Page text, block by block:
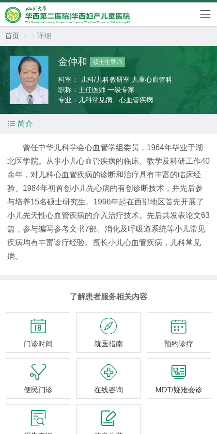
首页   详细
金仲和 硕士生导师
科室：
儿科/儿科教研室 儿童心血管科
职称： 主任医师 一级专家
专业： 儿科常见病、心血管疾病
 简介
曾任中华儿科学会心血管学组委员，1964年毕业于湖
北医学院。从事小儿心血管疾病的临床、教学及科研工作40
余年，对儿科心血管疾病的诊断和治疗具有丰富的临床经
验。1984年初首创小儿先心病的有创诊断技术，并先后参
与培养15名硕士研究生。1996年起在西部地区首先开展了
小儿先天性心血管疾病的介入治疗技术。先后共发表论文63
篇，参与编写参考文书7部。消化及呼吸道系统等小儿常见
疾病均有丰富诊疗经验。擅长小儿心血管疾病，儿科常见
病。
了解患者服务相关内容

门诊时间

就医指南

预约诊疗

便民门诊

在线咨询

MDT/疑难会诊
 